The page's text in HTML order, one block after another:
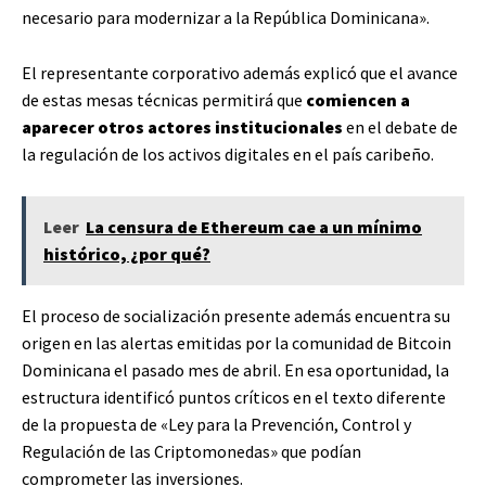
necesario para modernizar a la República Dominicana».
El representante corporativo además explicó que el avance
de estas mesas técnicas permitirá que comiencen a
aparecer otros actores institucionales en el debate de
la regulación de los activos digitales en el país caribeño.
Leer La censura de Ethereum cae a un mínimo
histórico, ¿por qué?
El proceso de socialización presente además encuentra su
origen en las alertas emitidas por la comunidad de Bitcoin
Dominicana el pasado mes de abril. En esa oportunidad, la
estructura identificó puntos críticos en el texto diferente
de la propuesta de «Ley para la Prevención, Control y
Regulación de las Criptomonedas» que podían
comprometer las inversiones.